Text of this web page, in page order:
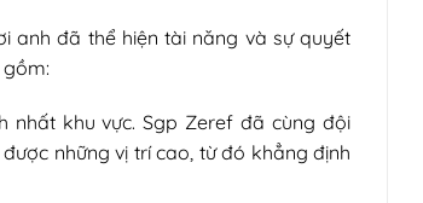
anh đã thể hiện tài năng và sự quyết
khu vực. Sgp Zeref đã cùng đội
những vị trí cao, từ đó khẳng định